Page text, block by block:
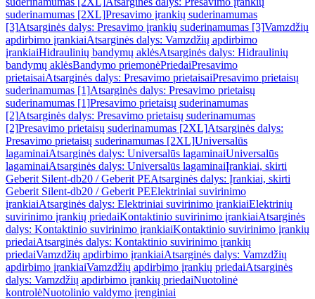
suderinamumas [2XL]Presavimo įrankių suderinamumas
[3]Atsarginės dalys: Presavimo įrankių suderinamumas [3]Vamzdžių
apdirbimo įrankiaiAtsarginės dalys: Vamzdžių apdirbimo
įrankiaiHidraulinių bandymų aklėsAtsarginės dalys: Hidraulinių
bandymų aklėsBandymo priemonėPriedaiPresavimo
prietaisaiAtsarginės dalys: Presavimo prietaisaiPresavimo prietaisų
suderinamumas [1]Atsarginės dalys: Presavimo prietaisų
suderinamumas [1]Presavimo prietaisų suderinamumas
[2]Atsarginės dalys: Presavimo prietaisų suderinamumas
[2]Presavimo prietaisų suderinamumas [2XL]Atsarginės dalys:
Presavimo prietaisų suderinamumas [2XL]Universalūs
lagaminaiAtsarginės dalys: Universalūs lagaminaiUniversalūs
lagaminaiAtsarginės dalys: Universalūs lagaminaiĮrankiai, skirti
Geberit Silent-db20 / Geberit PEAtsarginės dalys: Įrankiai, skirti
Geberit Silent-db20 / Geberit PEElektriniai suvirinimo
įrankiaiAtsarginės dalys: Elektriniai suvirinimo įrankiaiElektrinių
suvirinimo įrankių priedaiKontaktinio suvirinimo įrankiaiAtsarginės
dalys: Kontaktinio suvirinimo įrankiaiKontaktinio suvirinimo įrankių
priedaiAtsarginės dalys: Kontaktinio suvirinimo įrankių
priedaiVamzdžių apdirbimo įrankiaiAtsarginės dalys: Vamzdžių
apdirbimo įrankiaiVamzdžių apdirbimo įrankių priedaiAtsarginės
dalys: Vamzdžių apdirbimo įrankių priedaiNuotolinė
kontrolėNuotolinio valdymo įrenginiai